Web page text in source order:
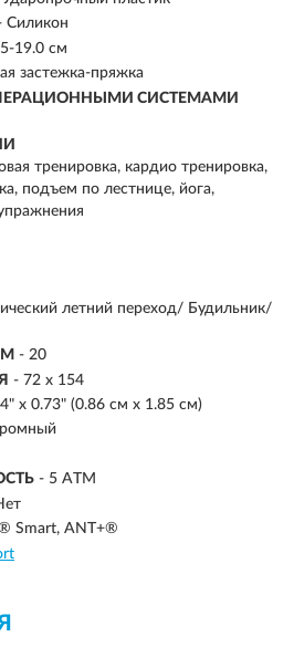
Силикон
19.0 см
застежка-пряжка
СИСТЕМАМИ
тренировка, кардио тренировка,
подъем по лестнице, йога,
летний переход/ Будильник/
- 20
- 72 x 154
x 0.73" (0.86 см x 1.85 см)
- 5 ATM
Smart, ANT+®